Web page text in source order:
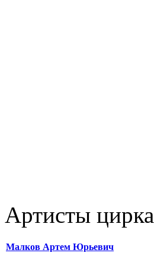
Артисты цирка
Малков Артем Юрьевич